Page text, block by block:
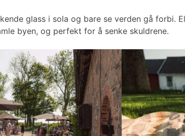
glass i sola og bare se verden gå forbi.
byen, og perfekt for å senke skuldrene.